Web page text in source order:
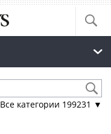
Все категории 199231 ▼